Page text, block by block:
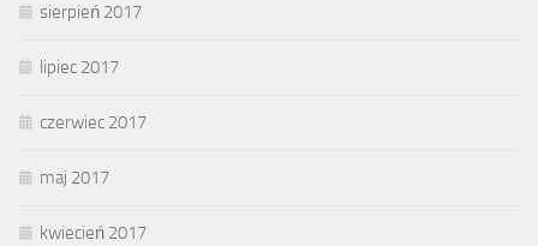
sierpień 2017
lipiec 2017
czerwiec 2017
maj 2017
kwiecień 2017